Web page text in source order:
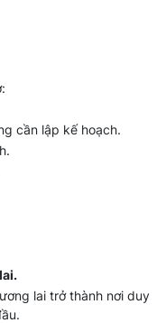
cần lập kế hoạch.
lai trở thành nơi duy